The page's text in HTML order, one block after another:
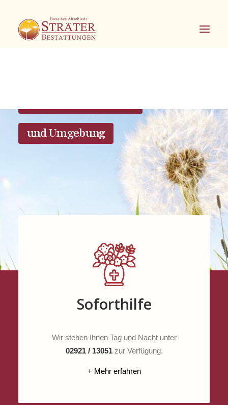
und Umgebung
Soforthilfe
Wir stehen Ihnen Tag und Nacht unter
02921 / 13051zur Verfügung.
+ Mehr erfahren